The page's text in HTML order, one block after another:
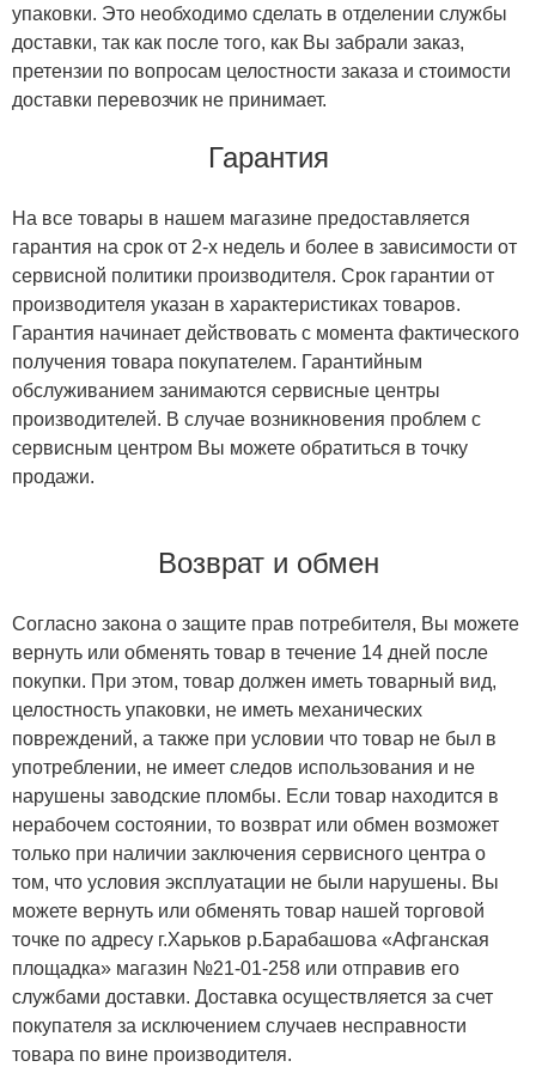
упаковки. Это необходимо сделать в отделении службы
доставки, так как после того, как Вы забрали заказ,
претензии по вопросам целостности заказа и стоимости
доставки перевозчик не принимает.
Гарантия
На все товары в нашем магазине предоставляется
гарантия на срок от 2-х недель и более в зависимости от
сервисной политики производителя. Срок гарантии от
производителя указан в характеристиках товаров.
Гарантия начинает действовать с момента фактического
получения товара покупателем. Гарантийным
обслуживанием занимаются сервисные центры
производителей. В случае возникновения проблем с
сервисным центром Вы можете обратиться в точку
продажи.
Возврат и обмен
Согласно закона о защите прав потребителя, Вы можете
вернуть или обменять товар в течение 14 дней после
покупки. При этом, товар должен иметь товарный вид,
целостность упаковки, не иметь механических
повреждений, а также при условии что товар не был в
употреблении, не имеет следов использования и не
нарушены заводские пломбы. Если товар находится в
нерабочем состоянии, то возврат или обмен возможет
только при наличии заключения сервисного центра о
том, что условия эксплуатации не были нарушены. Вы
можете вернуть или обменять товар нашей торговой
точке по адресу г.Харьков р.Барабашова «Афганская
площадка» магазин №21-01-258 или отправив его
службами доставки. Доставка осуществляется за счет
покупателя за исключением случаев несправности
товара по вине производителя.